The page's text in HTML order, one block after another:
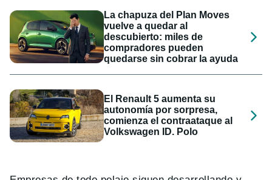
La chapuza del Plan Moves
vuelve a quedar al
descubierto: miles de
compradores pueden
quedarse sin cobrar la ayuda
El Renault 5 aumenta su
autonomía por sorpresa,
comienza el contraataque al
Volkswagen ID. Polo